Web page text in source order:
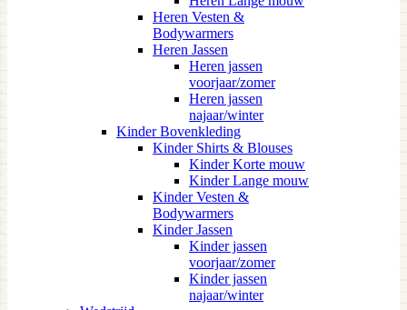
Heren Vesten &
Bodywarmers
Heren Jassen
Heren jassen
voorjaar/zomer
Heren jassen
najaar/winter
Kinder Bovenkleding
Kinder Shirts & Blouses
Kinder Korte mouw
Kinder Lange mouw
Kinder Vesten &
Bodywarmers
Kinder Jassen
Kinder jassen
voorjaar/zomer
Kinder jassen
najaar/winter